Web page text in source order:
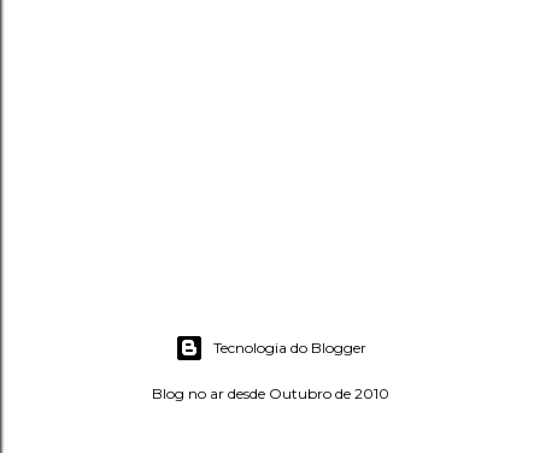
Tecnologia do Blogger
Blog no ar desde Outubro de 2010